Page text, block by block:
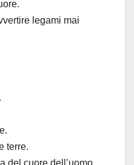
legami mai
terre.
del cuore dell’uomo.